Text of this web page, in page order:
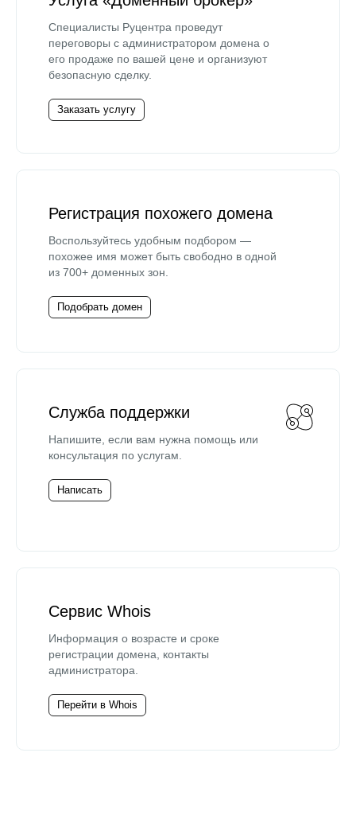
Специалисты Руцентра проведут
переговоры с администратором домена о
его продаже по вашей цене и организуют
безопасную сделку.
Заказать услугу
Регистрация похожего домена
Воспользуйтесь удобным подбором —
похожее имя может быть свободно в одной
из 700+ доменных зон.
Подобрать домен
Служба поддержки
Напишите, если вам нужна помощь или
консультация по услугам.
Написать
Сервис Whois
Информация о возрасте и сроке
регистрации домена, контакты
администратора.
Перейти в Whois